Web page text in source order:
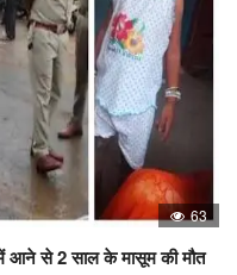
63
आने से 2 साल के मासूम की मौत